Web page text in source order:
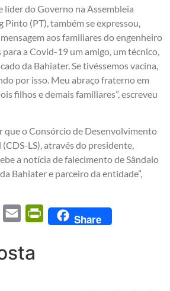
líder do Governo na Assembleia
Pinto (PT), também se expressou,
aos familiares do engenheiro
a Covid-19 um amigo, um técnico,
da Bahiater. Se tivéssemos vacina,
por isso. Meu abraço fraterno em
filhos e demais familiares”, escreveu
que o Consórcio de Desenvolvimento
LS), através do presidente,
a notícia de falecimento de Sândalo
Bahiater e parceiro da entidade”,
Twitter Email PrintFriendly
Share